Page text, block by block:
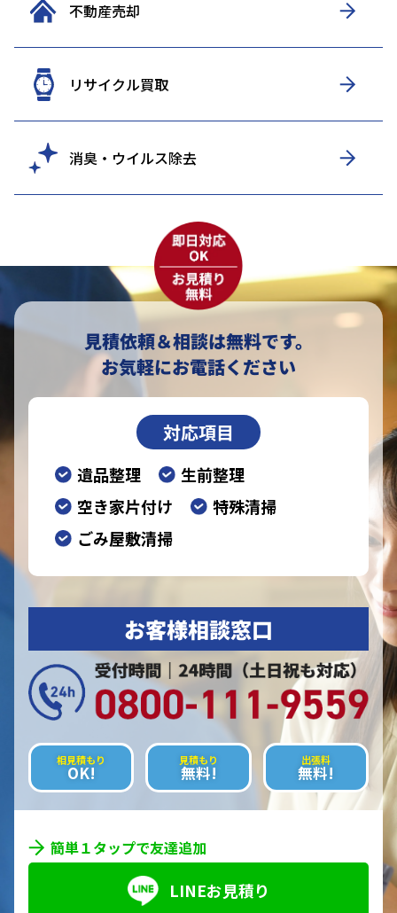
不動産売却
リサイクル買取
消臭・ウイルス除去
見積依頼＆相談は無料です。
お気軽にお電話ください
対応項目
遺品整理
生前整理
空き家片付け
特殊清掃
ごみ屋敷清掃
お客様相談窓口
相見積もり
OK!
見積もり
無料!
出張料
無料!
簡単１タップで友達追加
LINEお見積り